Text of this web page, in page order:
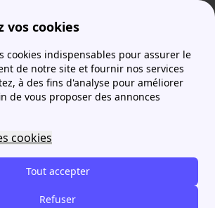
vos cookies
cookies indispensables pour assurer le
de notre site et fournir nos services
à des fins d'analyse pour améliorer
de vous proposer des annonces
cookies
Tout accepter
Refuser
actualites Shell abandonne son projet éolien au large de Belle-Île-en-Mer
son projet
large de Belle-Île-